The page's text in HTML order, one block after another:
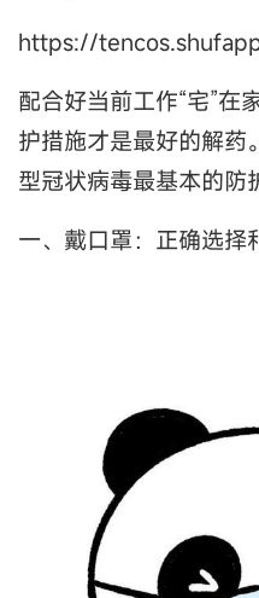
https://
配合好当前工作“宅”在
护措施才是最好的解药
型冠状病毒最基本的防
一、戴口罩：正确选择